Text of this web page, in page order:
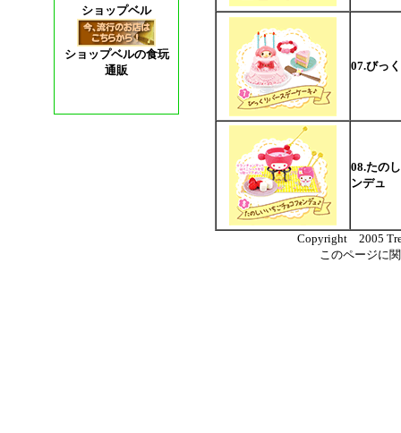
ショップベル
ショップベルの食玩
通販
07.びっ
08.たの
ンデュ
Copyright 2005
このページに